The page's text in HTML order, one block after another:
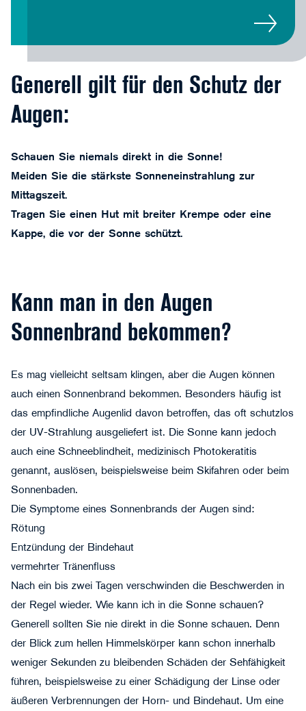
Generell gilt für den Schutz der
Augen:
Schauen Sie niemals direkt in die Sonne!
Meiden Sie die stärkste Sonneneinstrahlung zur
Mittagszeit.
Tragen Sie einen Hut mit breiter Krempe oder eine
Kappe, die vor der Sonne schützt.
Kann man in den Augen
Sonnenbrand bekommen?
Es mag vielleicht seltsam klingen, aber die Augen können
auch einen Sonnenbrand bekommen. Besonders häufig ist
das empfindliche Augenlid davon betroffen, das oft schutzlos
der UV-Strahlung ausgeliefert ist. Die Sonne kann jedoch
auch eine Schneeblindheit, medizinisch Photokeratitis
genannt, auslösen, beispielsweise beim Skifahren oder beim
Sonnenbaden.
Die Symptome eines Sonnenbrands der Augen sind:
Rötung
Entzündung der Bindehaut
vermehrter Tränenfluss
Nach ein bis zwei Tagen verschwinden die Beschwerden in
der Regel wieder. Wie kann ich in die Sonne schauen?
Generell sollten Sie nie direkt in die Sonne schauen. Denn
der Blick zum hellen Himmelskörper kann schon innerhalb
weniger Sekunden zu bleibenden Schäden der Sehfähigkeit
führen, beispielsweise zu einer Schädigung der Linse oder
äußeren Verbrennungen der Horn- und Bindehaut. Um eine